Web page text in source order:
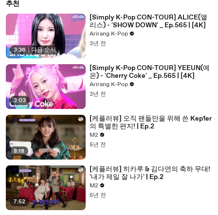
추천
3:36 | 다음 순서
[Simply K-Pop CON-TOUR] ALICE(앨
리스) - 'SHOW DOWN' _ Ep.565 | [4K]
Arirang K-Pop
3년 전
3:03
[Simply K-Pop CON-TOUR] YEEUN(예
은) - 'Cherry Coke' _ Ep.565 | [4K]
Arirang K-Pop
3년 전
8:18
[케플러뷰] 오직 팬들만을 위해 쓴 Kep1er
의 특별한 편지! | Ep.2
M2
5년 전
7:52
[케플러뷰] 히카루 & 김다연의 축하 무대!
'내가 제일 잘 나가' | Ep.2
M2
5년 전